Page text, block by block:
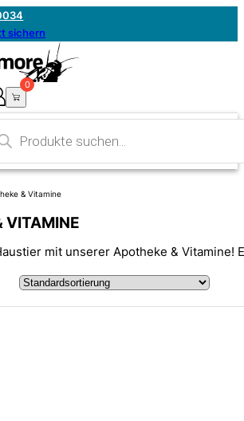
sichern
0
& Vitamine
VITAMINE
mit unserer Apotheke &